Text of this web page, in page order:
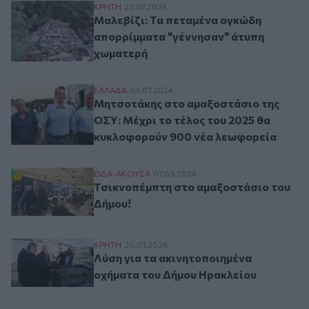
Μαλεβίζι: Τα πεταμένα ογκώδη
ΚΡΗΤΗ 22.07.2024
Μαλεβίζι: Τα πεταμένα ογκώδη
απορρίμματα "γέννησαν" άτυπη
χωματερή
Μητσοτάκης στο αμαξοστάσιο της ΟΣΥ:
ΕΛΛAΔΑ 03.07.2024
Μητσοτάκης στο αμαξοστάσιο της
ΟΣΥ: Μέχρι το τέλος του 2025 θα
κυκλοφορούν 900 νέα λεωφορεία
Τσικνοπέμπτη στο αμαξοστάσιο του
ΕΙΔΑ-ΑΚΟΥΣΑ 07.03.2024
Τσικνοπέμπτη στο αμαξοστάσιο του
Δήμου!
Λύση για τα ακινητοποιημένα οχήματα
ΚΡΗΤΗ 26.01.2024
Λύση για τα ακινητοποιημένα
οχήματα του Δήμου Ηρακλείου